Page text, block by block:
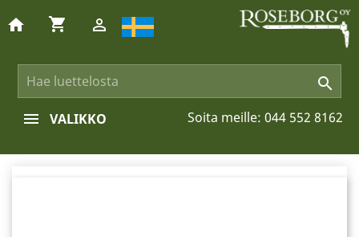

home shopping_cart 
Soita meille: 044 552 8162
VALIKKO